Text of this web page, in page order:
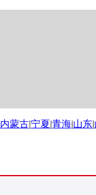
内蒙古|宁夏|青海|山东|